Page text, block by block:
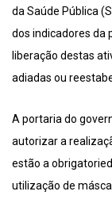
da Saúde Pública
dos indicadores da
liberação destas
adiadas ou
A portaria do
autorizar a
estão a
utilização de